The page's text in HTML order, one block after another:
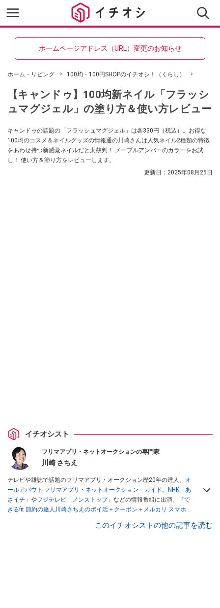
ホームページアドレス（URL）変更のお知らせ
ホーム・リビング 100均・100円SHOPのイチオシ！（くらし）
【キャンドゥ】100均新ネイル「フラッシ
ュマグジェル」の塗り方＆使い方レビュー
キャンドゥの話題の「フラッシュマグジェル」は各330円（税込）。お得な
100均のコスメ＆ネイルグッズの情報通の川崎さんは人気ネイル2種類の特徴
をあわせ持つ新感覚ネイルだと太鼓判！ メープルアンバーのカラーをお試
し！ 使い方＆塗り方をレビューします。
更新日： 2025年08月25日
イチオシスト
フリマアプリ・ネットオークションの専門家
川崎 さちえ
テレビや雑誌で話題のフリマアプリ・オークション歴20年の達人。 オ
ールアバウト フリマアプリ・ネットオークション ガイド。
NHK「あ
さイチ」 やフジテレビ「ノンストップ」 などの情報番組に出演。
『で
きるfit 節約の達人川崎さちえのポイ活＋クーポン＋メルカリ スマホで
スマホ1つでスキマ時間に効率的に稼ぐ！』（翔泳社刊） ほか著書多
このイチオシストの他の記事を読む